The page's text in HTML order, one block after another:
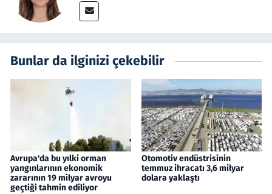
Bunlar da ilginizi çekebilir
Avrupa'da bu yılki orman
yangınlarının ekonomik
zararının 19 milyar avroyu
geçtiği tahmin ediliyor
Otomotiv endüstrisinin
temmuz ihracatı 3,6 milyar
dolara yaklaştı